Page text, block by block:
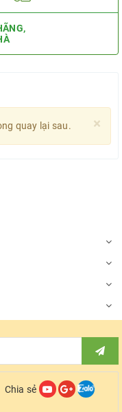
×
quay lại sau.
Chia sẻ